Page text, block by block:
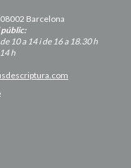
Barcelona
públic:
10 a 14 i de 16 a 18.30 h
h